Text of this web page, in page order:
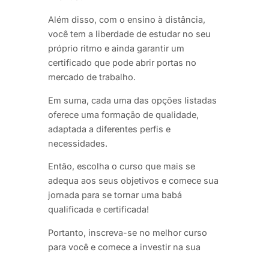
Além disso, com o ensino à distância,
você tem a liberdade de estudar no seu
próprio ritmo e ainda garantir um
certificado que pode abrir portas no
mercado de trabalho.
Em suma, cada uma das opções listadas
oferece uma formação de qualidade,
adaptada a diferentes perfis e
necessidades.
Então, escolha o curso que mais se
adequa aos seus objetivos e comece sua
jornada para se tornar uma babá
qualificada e certificada!
Portanto, inscreva-se no melhor curso
para você e comece a investir na sua